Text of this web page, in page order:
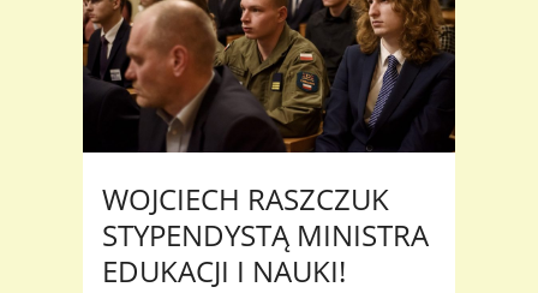
WOJCIECH RASZCZUK
STYPENDYSTĄ MINISTRA
EDUKACJI I NAUKI!